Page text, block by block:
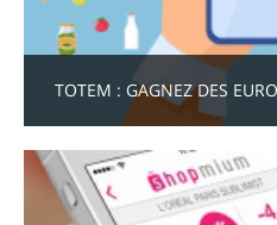
TOTEM : GAGNEZ DES